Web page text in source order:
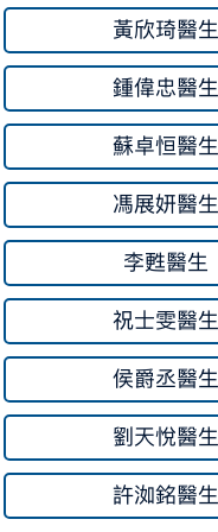
黃欣琦醫生
鍾偉忠醫生
蘇卓恒醫生
馮展妍醫生
李甦醫生
祝士雯醫生
侯爵丞醫生
劉天悅醫生
許洳銘醫生